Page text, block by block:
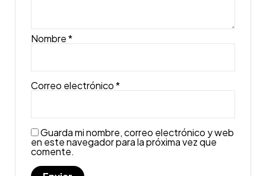
Nombre*
Correo electrónico*
Guarda mi nombre, correo electrónico y web
en este navegador para la próxima vez que
comente.